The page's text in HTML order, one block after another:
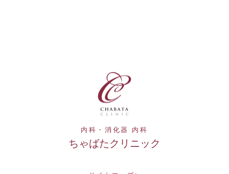
内科・消化器 内科
ちゃばたクリニック